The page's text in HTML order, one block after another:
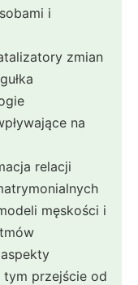
i
zmian
na
relacji
męskości i
przejście od